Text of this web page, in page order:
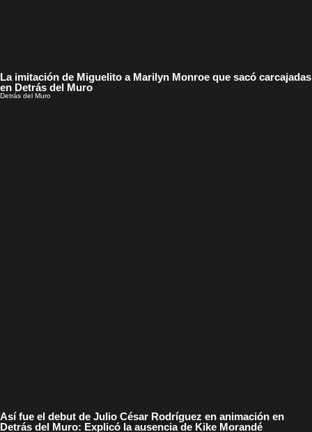
La imitación de Miguelito a Marilyn Monroe que sacó carcajadas
en Detrás del Muro
Detrás del Muro
Así fue el debut de Julio César Rodríguez en animación en
Detrás del Muro: Explicó la ausencia de Kike Morandé